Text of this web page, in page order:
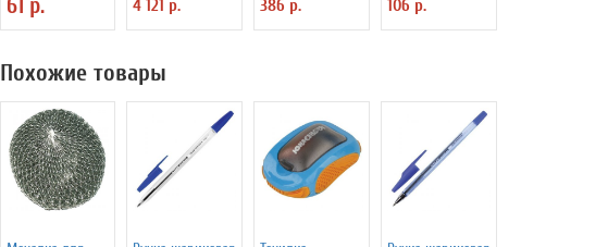
классной доски:
2 треугольника,
циркуль,
линейка 100 см
4 121 р. 386 р. 106 р.
Похожие товары